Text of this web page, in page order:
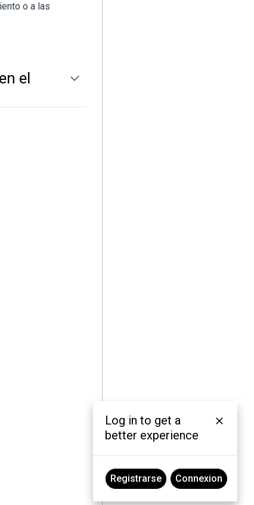
o a las
el
Log in to get a
better experience
Registrarse Connexion